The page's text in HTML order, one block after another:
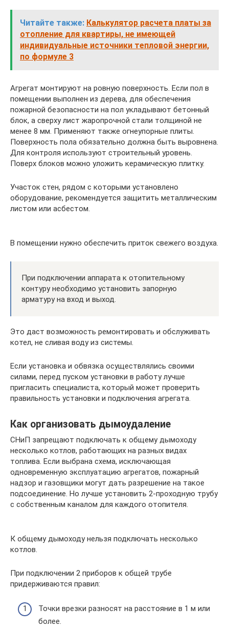
Читайте также: Калькулятор расчета платы за
отопление для квартиры, не имеющей
индивидуальные источники тепловой энергии,
по формуле 3
Агрегат монтируют на ровную поверхность. Если пол в
помещении выполнен из дерева, для обеспечения
пожарной безопасности на пол укладывают бетонный
блок, а сверху лист жаропрочной стали толщиной не
менее 8 мм. Применяют также огнеупорные плиты.
Поверхность пола обязательно должна быть выровнена.
Для контроля используют строительный уровень.
Поверх блоков можно уложить керамическую плитку.
Участок стен, рядом с которыми установлено
оборудование, рекомендуется защитить металлическим
листом или асбестом.
В помещении нужно обеспечить приток свежего воздуха.
При подключении аппарата к отопительному
контуру необходимо установить запорную
арматуру на вход и выход.
Это даст возможность ремонтировать и обслуживать
котел, не сливая воду из системы.
Если установка и обвязка осуществлялись своими
силами, перед пуском установки в работу лучше
пригласить специалиста, который может проверить
правильность установки и подключения агрегата.
Как организовать дымоудаление
СНиП запрещают подключать к общему дымоходу
несколько котлов, работающих на разных видах
топлива. Если выбрана схема, исключающая
одновременную эксплуатацию агрегатов, пожарный
надзор и газовщики могут дать разрешение на такое
подсоединение. Но лучше установить 2-проходную трубу
с собственным каналом для каждого отопителя.
К общему дымоходу нельзя подключать несколько
котлов.
При подключении 2 приборов к общей трубе
придерживаются правил:
Точки врезки разносят на расстояние в 1 м или
более.